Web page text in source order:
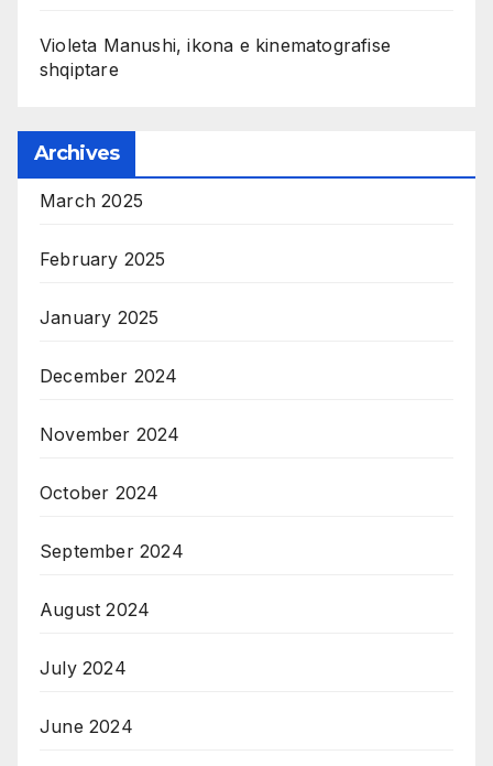
Violeta Manushi, ikona e kinematografise
shqiptare
Archives
March 2025
February 2025
January 2025
December 2024
November 2024
October 2024
September 2024
August 2024
July 2024
June 2024